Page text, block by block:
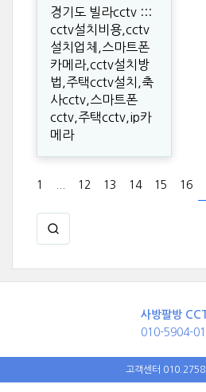
경기도 빌라cctv :::
cctv설치비용,cctv
설치업체,스마트폰
카메라,cctv설치방
법,주택cctv설치,축
사cctv,스마트폰
cctv,주택cctv,ip카
메라
1 12 13 14 15 16
사방팔방
010-5904-
고객센터